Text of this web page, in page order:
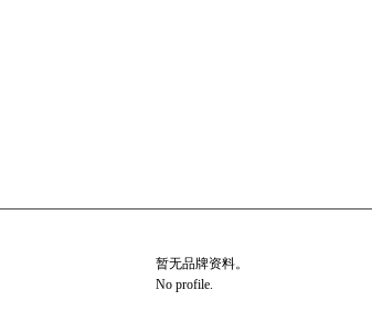
暂无品牌资料。
No profile.